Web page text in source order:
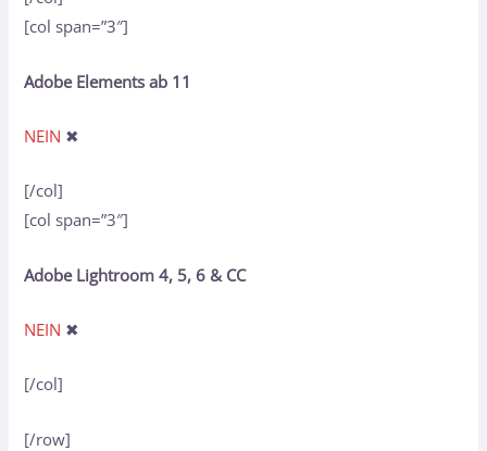
[col span=”3″]
Adobe Elements ab 11
NEIN ✖
[/col]
[col span=”3″]
Adobe Lightroom 4, 5, 6 & CC
NEIN ✖
[/col]
[/row]